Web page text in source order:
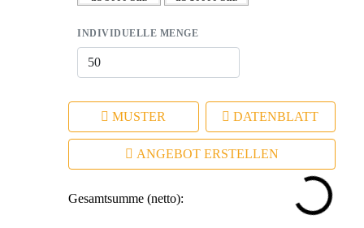
INDIVIDUELLE MENGE
MUSTER DATENBLATT
ANGEBOT ERSTELLEN
Gesamtsumme (netto):